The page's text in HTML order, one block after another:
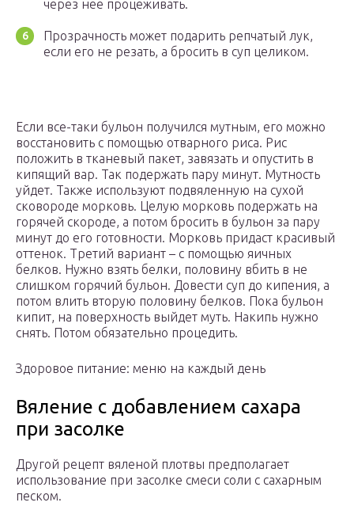
через нее процеживать.
Прозрачность может подарить репчатый лук,
если его не резать, а бросить в суп целиком.
Если все-таки бульон получился мутным, его можно
восстановить с помощью отварного риса. Рис
положить в тканевый пакет, завязать и опустить в
кипящий вар. Так подержать пару минут. Мутность
уйдет. Также используют подвяленную на сухой
сковороде морковь. Целую морковь подержать на
горячей скороде, а потом бросить в бульон за пару
минут до его готовности. Морковь придаст красивый
оттенок. Третий вариант – с помощью яичных
белков. Нужно взять белки, половину вбить в не
слишком горячий бульон. Довести суп до кипения, а
потом влить вторую половину белков. Пока бульон
кипит, на поверхность выйдет муть. Накипь нужно
снять. Потом обязательно процедить.
Здоровое питание: меню на каждый день
Вяление с добавлением сахара
при засолке
Другой рецепт вяленой плотвы предполагает
использование при засолке смеси соли с сахарным
песком.